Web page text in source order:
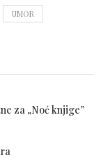
UMOR
za „Noć knjige”